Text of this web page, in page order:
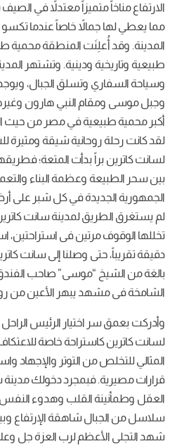
الارتفاع مناخاً متميزاً معتدلاً في
مما يعطي لها جمالاً خاصاً عندما تكسو
المدينة. وقد أُعلِنَت المنطقة محمية
طبيعية وتاريخية ودينية. وتشتهر
وسياحة السفاري وتسلق الجبال،
وجبل موسى ومقام النبي هارون وغيرها
أكبر محمية طبيعية في مصر من حيث
لقد كانت رحلة روحانية شيقة ومثيرة
لسانت كاترين براً بدأت المتعة؛
بين سحر الطبيعة وعظمة البناء
الجمهورية الجديدة في كل شبر على
دقيقة تقريباً، حتى وصلنا إلى سانت
بالغة من الشيخ “موسى” صاحب
الشامخة فى مشهد يبهر الأعين من
وأدركت بعمق سر اختيار الرئيس
لسانت كاترين كاستراحة خاصة
المثالي للتخلص من التوتر والإجهاد
قرارات مصيرية. فبمجرد دخولك مدينة
العقل وطمأنينة القلب وهدوء
سلاسل من الجبال شاهقة الإرتفاع
شهد التجلى الأعظم لرب العزة جل وعلا،